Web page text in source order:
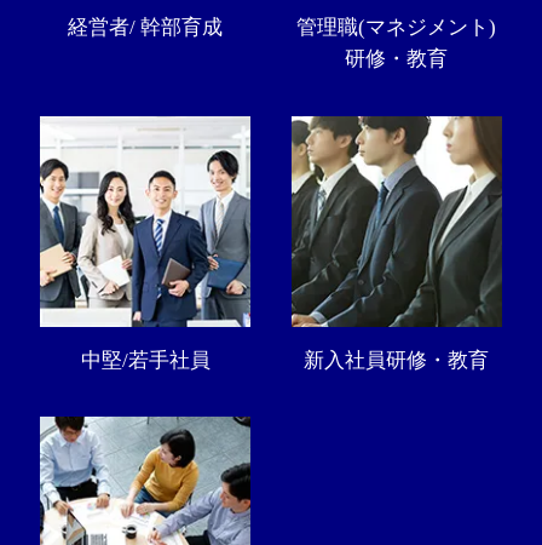
経営者/ 幹部育成
管理職(マネジメント)
研修・教育
中堅/若手社員 新入社員研修・教育